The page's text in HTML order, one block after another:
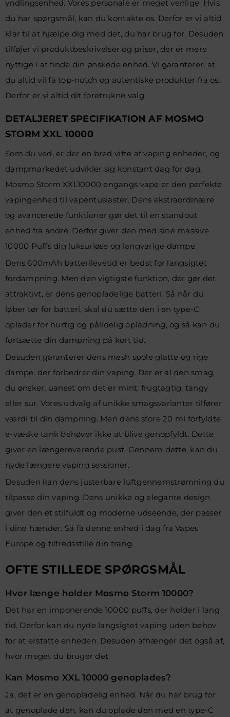
yndlingsenhed. Vores personale er meget venlige. Hvis
du har spørgsmål, kan du kontakte os. Derfor er vi altid
klar til at hjælpe dig med det, du har brug for. Desuden
tilføjer vi produktbeskrivelser og priser, der er mere
nyttige i at finde din ønskede enhed. Vi garanterer, at
du altid vil få top-notch og autentiske produkter fra os.
Derfor er vi altid dit foretrukne valg.
DETALJERET SPECIFIKATION AF MOSMO
STORM XXL 10000
Som du ved, er der en bred vifte af vaping enheder, og
dampmarkedet udvikler sig konstant dag for dag.
Mosmo Storm XXL10000 engangs vape er den perfekte
vapingenhed til vapentusiaster. Dens ekstraordinære
og avancerede funktioner gør det til en standout
enhed fra andre. Derfor giver den med sine massive
10000 Puffs dig luksuriøse og langvarige dampe.
Dens 600mAh batterilevetid er bedst for langsigtet
fordampning. Men den vigtigste funktion, der gør det
attraktivt, er dens genopladelige batteri. Så når du
løber tør for batteri, skal du sætte den i en type-C
oplader for hurtig og pålidelig opladning, og så kan du
fortsætte din dampning på kort tid.
Desuden garanterer dens mesh spole glatte og rige
dampe, der forbedrer din vaping. Der er al den smag,
du ønsker, uanset om det er mint, frugtagtig, tangy
eller sur. Vores udvalg af unikke smagsvarianter tilfører
værdi til din dampning. Men dens store 20 ml forfyldte
e-væske tank behøver ikke at blive genopfyldt. Dette
giver en længerevarende pust. Gennem dette, kan du
nyde længere vaping sessioner.
Desuden kan dens justerbare luftgennemstrømning du
tilpasse din vaping. Dens unikke og elegante design
giver den et stilfuldt og moderne udseende, der passer
i dine hænder. Så få denne enhed i dag fra Vapes
Europe og tilfredsstille din trang.
OFTE STILLEDE SPØRGSMÅL
Hvor længe holder Mosmo Storm 10000?
Det har en imponerende 10000 puffs, der holder i lang
tid. Derfor kan du nyde langsigtet vaping uden behov
for at erstatte enheden. Desuden afhænger det også af,
hvor meget du bruger det.
Kan Mosmo XXL 10000 genoplades?
Ja, det er en genopladelig enhed. Når du har brug for
at genoplade den, kan du oplade den med en type-C